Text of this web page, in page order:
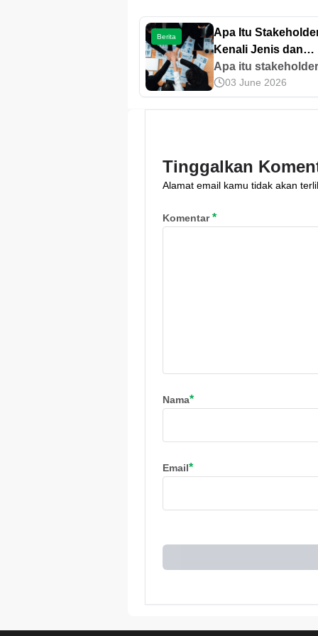
Berita
Apa Itu
Kenali Jenis dan
Perannya dalam
Apa itu
Stakeholder adalah
pihak yang
jenis dan
sini!
03 June 2026
Tinggalkan
Alamat email kamu tidak akan
Komentar*
Nama*
Email*